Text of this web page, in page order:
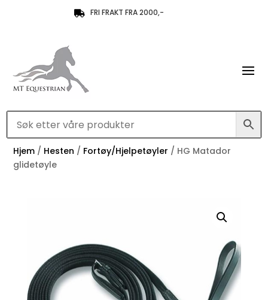
 FRI FRAKT FRA 2000,-
Hjem / Hesten / Fortøy/Hjelpetøyler / HG Matador
glidetøyle